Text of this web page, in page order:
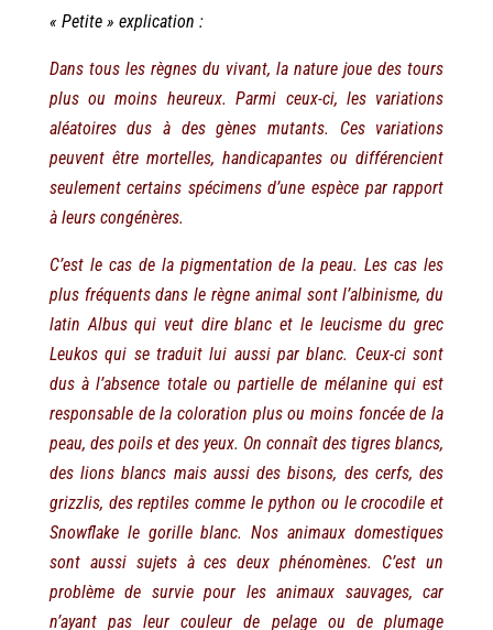
« Petite » explication :
Dans tous les règnes du vivant, la nature joue des tours
plus ou moins heureux. Parmi ceux-ci, les variations
aléatoires dus à des gènes mutants. Ces variations
peuvent être mortelles, handicapantes ou différencient
seulement certains spécimens d’une espèce par rapport
à leurs congénères.
C’est le cas de la pigmentation de la peau. Les cas les
plus fréquents dans le règne animal sont l’albinisme, du
latin Albus qui veut dire blanc et le leucisme du grec
Leukos qui se traduit lui aussi par blanc. Ceux-ci sont
dus à l’absence totale ou partielle de mélanine qui est
responsable de la coloration plus ou moins foncée de la
peau, des poils et des yeux. On connaît des tigres blancs,
des lions blancs mais aussi des bisons, des cerfs, des
grizzlis, des reptiles comme le python ou le crocodile et
Snowflake le gorille blanc. Nos animaux domestiques
sont aussi sujets à ces deux phénomènes. C’est un
problème de survie pour les animaux sauvages, car
n’ayant pas leur couleur de pelage ou de plumage